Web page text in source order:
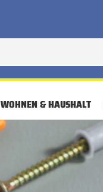
WOHNEN & HAUSHALT